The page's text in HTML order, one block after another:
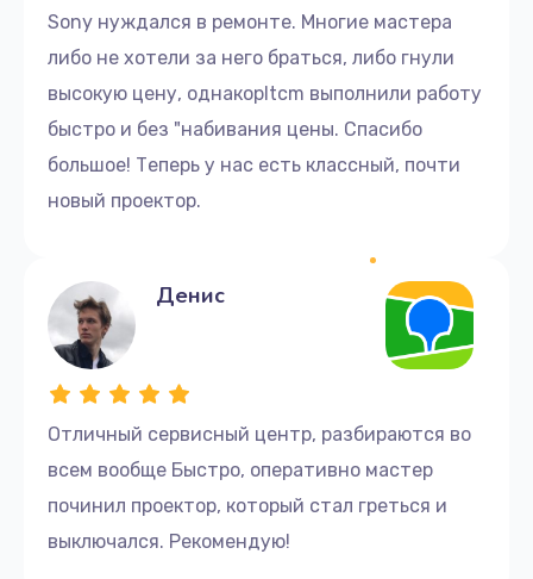
Sony нуждался в ремонте. Многие мастера
либо не хотели за него браться, либо гнули
высокую цену, однакоpltcm выполнили работу
быстро и без "набивания цены. Спасибо
большое! Теперь у нас есть классный, почти
новый проектор.
Отличный сервисный центр, разбираются во
всем вообще Быстро, оперативно мастер
починил проектор, который стал греться и
выключался. Рекомендую!
Денис